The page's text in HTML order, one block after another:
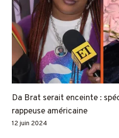
Da Brat serait enceinte :
rappeuse américaine
12 juin 2024